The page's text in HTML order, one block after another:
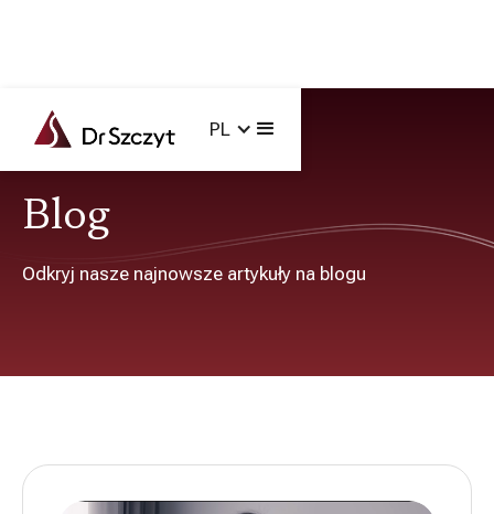
PL
Główna / Blog
Blog
Odkryj nasze najnowsze artykuły na blogu